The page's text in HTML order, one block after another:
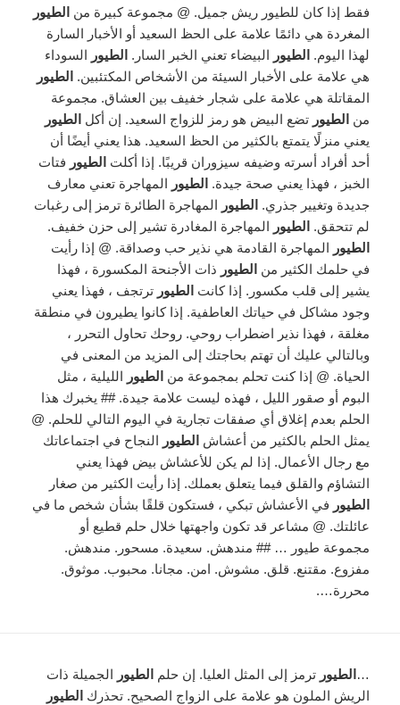
فقط إذا كان للطيور ريش جميل. @ مجموعة كبيرة من الطيور
المغردة هي دائمًا علامة على الحظ السعيد أو الأخبار السارة
لهذا اليوم. الطيور البيضاء تعني الخبر السار. الطيور السوداء
هي علامة على الأخبار السيئة من الأشخاص المكتئبين. الطيور
المقاتلة هي علامة على شجار خفيف بين العشاق. مجموعة
من الطيور تضع البيض هو رمز للزواج السعيد. إن أكل الطيور
يعني منزلًا يتمتع بالكثير من الحظ السعيد. هذا يعني أيضًا أن
أحد أفراد أسرته وضيفه سيزوران قريبًا. إذا أكلت الطيور فتات
الخبز ، فهذا يعني صحة جيدة. الطيور المهاجرة تعني معارف
جديدة وتغيير جذري. الطيور المهاجرة الطائرة ترمز إلى رغبات
لم تتحقق. الطيور المهاجرة المغادرة تشير إلى حزن خفيف.
الطيور المهاجرة القادمة هي نذير حب وصداقة. @ إذا رأيت
في حلمك الكثير من الطيور ذات الأجنحة المكسورة ، فهذا
يشير إلى قلب مكسور. إذا كانت الطيور ترتجف ، فهذا يعني
وجود مشاكل في حياتك العاطفية. إذا كانوا يطيرون في منطقة
مغلقة ، فهذا نذير اضطراب روحي. روحك تحاول التحرر ،
وبالتالي عليك أن تهتم بحاجتك إلى المزيد من المعنى في
الحياة. @ إذا كنت تحلم بمجموعة من الطيور الليلية ، مثل
البوم أو صقور الليل ، فهذه ليست علامة جيدة. ## يخبرك هذا
الحلم بعدم إغلاق أي صفقات تجارية في اليوم التالي للحلم. @
يمثل الحلم بالكثير من أعشاش الطيور النجاح في اجتماعاتك
مع رجال الأعمال. إذا لم يكن للأعشاش بيض فهذا يعني
التشاؤم والقلق فيما يتعلق بعملك. إذا رأيت الكثير من صغار
الطيور في الأعشاش تبكي ، فستكون قلقًا بشأن شخص ما في
عائلتك. @ مشاعر قد تكون واجهتها خلال حلم قطيع أو
مجموعة طيور … ## مندهش. سعيدة. مسحور. مندهش.
مفزوع. مقتنع. قلق. مشوش. امن. مجانا. محبوب. موثوق.
محررة….
… الطيور ترمز إلى المثل العليا. إن حلم الطيور الجميلة ذات
الريش الملون هو علامة على الزواج الصحيح. تحذرك الطيور